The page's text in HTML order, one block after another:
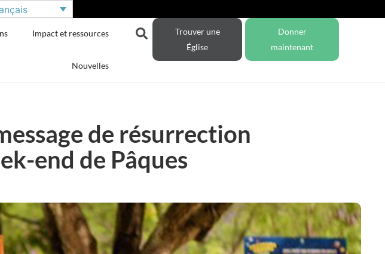
Impact et ressources
Nouvelles
Trouver une
Église
Donner
maintenant
de résurrection
end de Pâques